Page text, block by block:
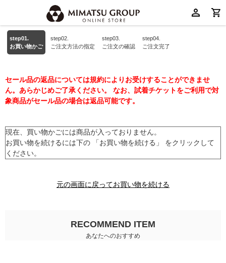
step01.
お買い物かご
step02.
ご注文方法の指定
step03.
ご注文の確認
step04.
ご注文完了
セール品の返品については規約によりお受けすることができませ
ん。あらかじめご了承ください。 なお、試着チケットをご利用で対
象商品がセール品の場合は返品可能です。
現在、買い物かごには商品が入っておりません。
お買い物を続けるには下の 「お買い物を続ける」 をクリックして
ください。
元の画面に戻ってお買い物を続ける
RECOMMEND ITEM
あなたへのおすすめ